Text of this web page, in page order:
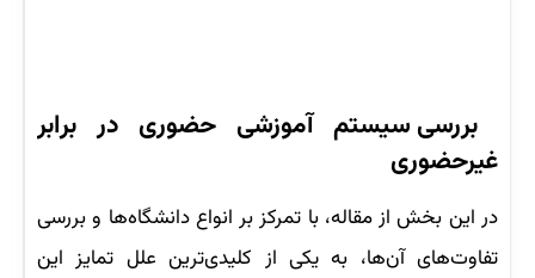
بررسی سیستم آموزشی حضوری در برابر
غیرحضوری
در این بخش از مقاله، با تمرکز بر انواع دانشگاه‌ها و بررسی
تفاوت‌های آن‌ها، به یکی از کلیدی‌ترین علل تمایز این